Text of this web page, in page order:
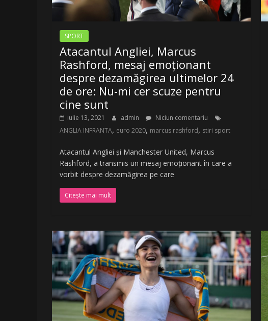
SPORT
Atacantul Angliei, Marcus
Rashford, mesaj emoționant
despre dezamăgirea ultimelor 24
de ore: Nu-mi cer scuze pentru
cine sunt
iulie 13, 2021 admin
Niciun comentariu
ANGLIA INFRANTA, euro 2020, marcus rashford, stiri sport
Atacantul Angliei și Manchester United, Marcus
Rashford, a transmis un mesaj emoționant în care a
vorbit despre dezamăgirea pe care
Citește mai mult